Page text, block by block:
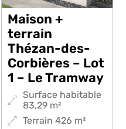
Maison +
terrain
Thézan-des-
Corbières – Lot
1 – Le Tramway
Surface habitable
83,29 m²
Terrain 426 m²